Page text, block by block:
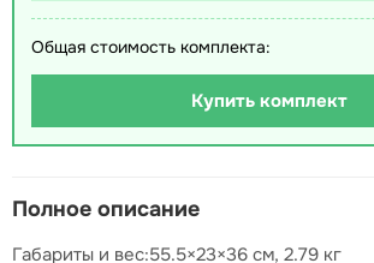
Общая стоимость комплекта:
Купить комплект
Полное описание
Габариты и вес:55.5×23×36 см, 2.79 кг